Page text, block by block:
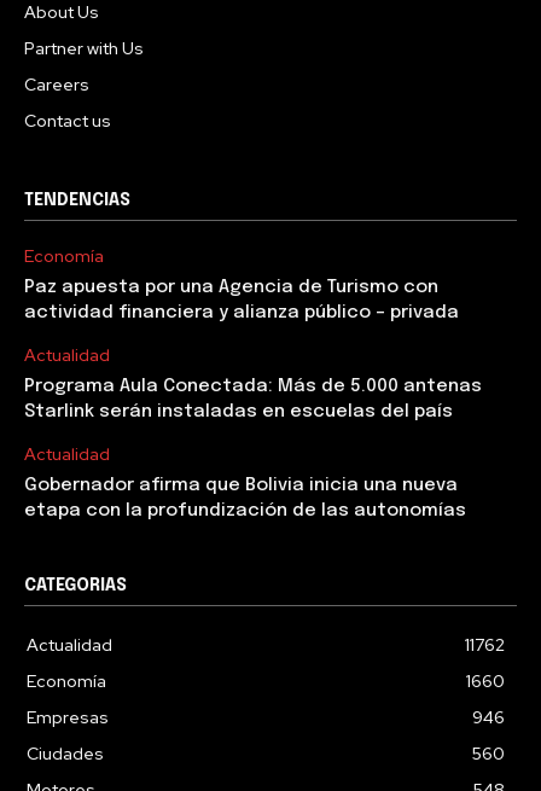
About Us
Partner with Us
Careers
Contact us
TENDENCIAS
Economía
Paz apuesta por una Agencia de Turismo con
actividad financiera y alianza público – privada
Actualidad
Programa Aula Conectada: Más de 5.000 antenas
Starlink serán instaladas en escuelas del país
Actualidad
Gobernador afirma que Bolivia inicia una nueva
etapa con la profundización de las autonomías
CATEGORIAS
Actualidad
11762
Economía
1660
Empresas
946
Ciudades
560